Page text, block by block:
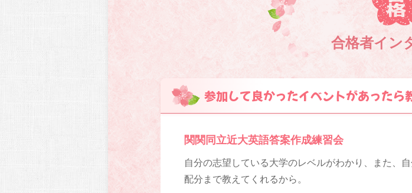
合格者イン
参加して良かったイベントがあったら
関関同立近大英語答案作成練習会
自分の志望している大学のレベルがわかり、また、
配分まで教えてくれるから。